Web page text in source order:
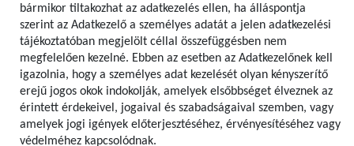
bármikor tiltakozhat az adatkezelés ellen, ha álláspontja
szerint az Adatkezelő a személyes adatát a jelen adatkezelési
tájékoztatóban megjelölt céllal összefüggésben nem
megfelelően kezelné. Ebben az esetben az Adatkezelőnek kell
igazolnia, hogy a személyes adat kezelését olyan kényszerítő
erejű jogos okok indokolják, amelyek elsőbbséget élveznek az
érintett érdekeivel, jogaival és szabadságaival szemben, vagy
amelyek jogi igények előterjesztéséhez, érvényesítéséhez vagy
védelméhez kapcsolódnak.